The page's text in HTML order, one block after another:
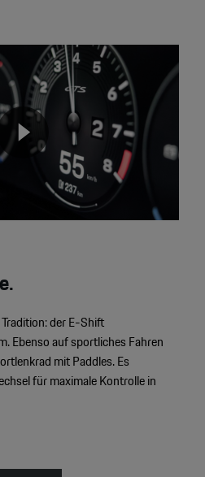
der E-Shift
Ebenso auf sportliches Fahren
mit Paddles. Es
für maximale Kontrolle in